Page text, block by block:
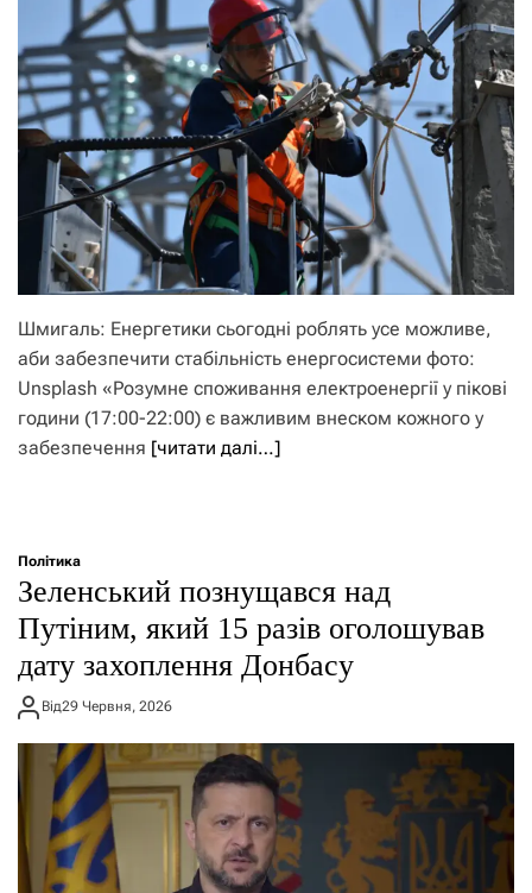
Шмигаль: Енергетики сьогодні роблять усе можливе,
аби забезпечити стабільність енергосистеми фото:
Unsplash «Розумне споживання електроенергії у пікові
години (17:00-22:00) є важливим внеском кожного у
забезпечення [читати далі…]
Політика
Зеленський познущався над
Путіним, який 15 разів оголошував
дату захоплення Донбасу
Від29 Червня, 2026